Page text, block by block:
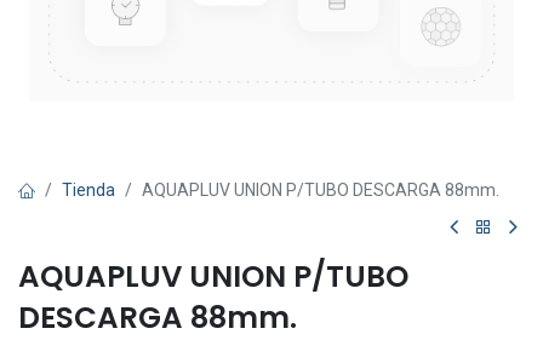
Tienda AQUAPLUV UNION P/TUBO DESCARGA 88mm.
AQUAPLUV UNION P/TUBO
DESCARGA 88mm.